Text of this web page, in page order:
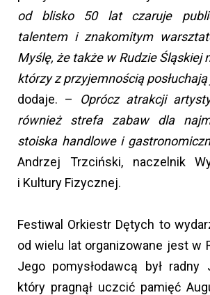
od blisko 50 lat czaruje
talentem i znakomitym
Myślę, że także w Rudzie Śląskiej
którzy z przyjemnością
dodaje. – Oprócz atrakcji
również strefa zabaw dla
stoiska handlowe i
Andrzej Trzciński, naczelnik
i Kultury Fizycznej.
Festiwal Orkiestr Dętych to
od wielu lat organizowane jest w
Jego pomysłodawcą był radny
który pragnął uczcić pamięć